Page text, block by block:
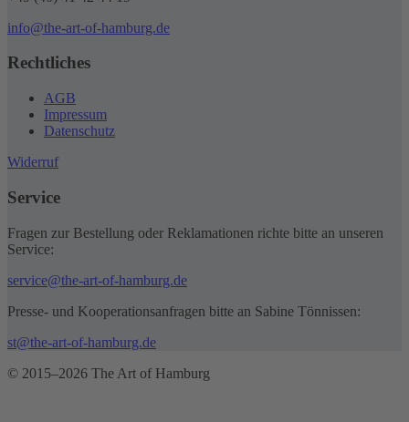
info@the-art-of-hamburg.de
Rechtliches
AGB
Impressum
Datenschutz
Widerruf
Service
Fragen zur Bestellung oder Reklamationen richte bitte an unseren
Service:
service@the-art-of-hamburg.de
Presse- und Kooperationsanfragen bitte an Sabine Tönnissen:
st@the-art-of-hamburg.de
© 2015–2026 The Art of Hamburg